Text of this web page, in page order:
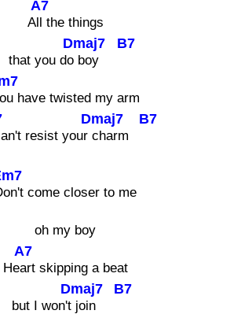
A
A7
ll the things
that you do
Dmaj7
boy
B7
ou have twisted my arm
resist your
Dmaj7
charm
B7
on't come closer to me
oh my boy
He
A7
art skipping a beat
but I won't
Dmaj7
join
B7